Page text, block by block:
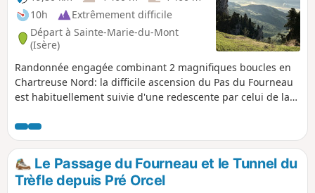
10h
Extrêmement difficile
Départ à Sainte-Marie-du-Mont
(Isère)
Randonnée engagée combinant 2 magnifiques boucles en
Chartreuse Nord: la difficile ascension du Pas du Fourneau
est habituellement suivie d'une redescente par celui de la
de Belles Ombres pour sortir à la Porte de l'Alpette et
revenir hors sente jusqu'à la Rousse. Cet itinéraire peu
parcouru est synonyme de rencontres avec chamois et
marmottes. Distance et dénivelé ne sont pas les seules
difficultés, il faut aussi avoir le pied sûr.
Le Passage du Fourneau et le Tunnel du
Trèfle depuis Pré Orcel